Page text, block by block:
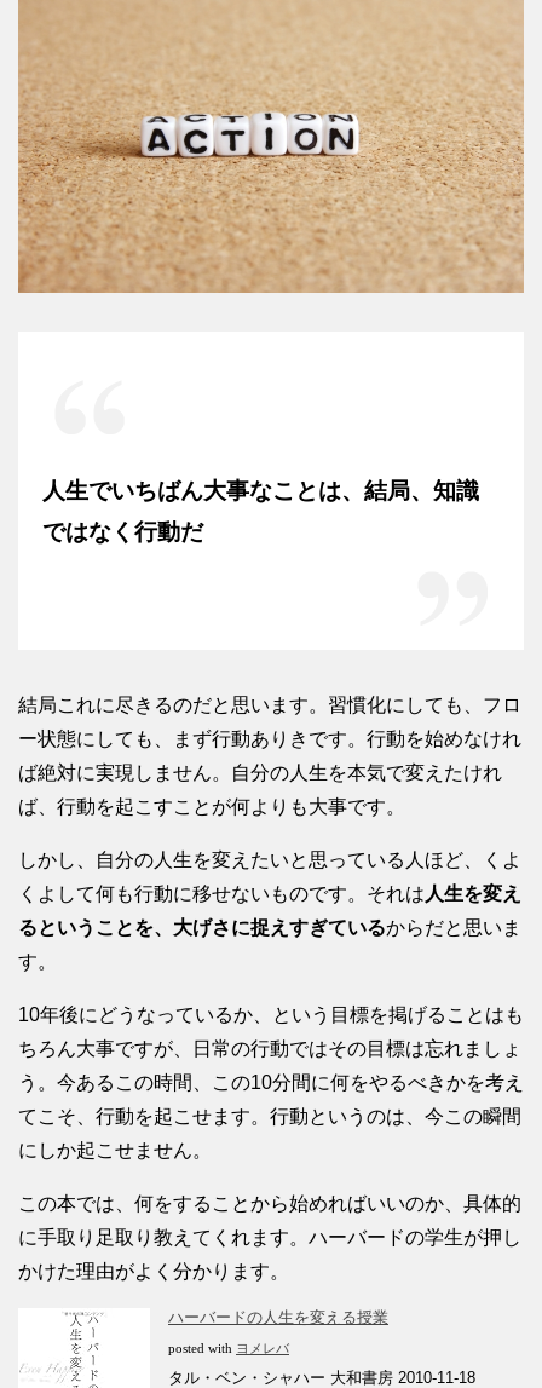
人生でいちばん大事なことは、結局、知識
ではなく行動だ
結局これに尽きるのだと思います。習慣化にしても、フロ
ー状態にしても、まず行動ありきです。行動を始めなけれ
ば絶対に実現しません。自分の人生を本気で変えたけれ
ば、行動を起こすことが何よりも大事です。
しかし、自分の人生を変えたいと思っている人ほど、くよ
くよして何も行動に移せないものです。それは 人生を変え
るということを、大げさに捉えすぎているからだと思いま
す。
10年後にどうなっているか、という目標を掲げることはも
ちろん大事ですが、日常の行動ではその目標は忘れましょ
う。今あるこの時間、この10分間に何をやるべきかを考え
てこそ、行動を起こせます。行動というのは、今この瞬間
にしか起こせません。
この本では、何をすることから始めればいいのか、具体的
に手取り足取り教えてくれます。ハーバードの学生が押し
かけた理由がよく分かります。
ハーバードの人生を変える授業
posted with ヨメレバ
タル・ベン・シャハー 大和書房 2010-11-18